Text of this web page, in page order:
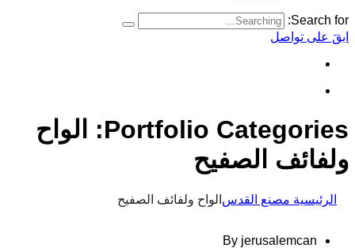
Search for:
ابقَ على تواصل
Portfolio Categories:
الواح
ولفائف الصفيح
الرئيسية مصنع القدس الواح ولفائف الصفيح
By jerusalemcan